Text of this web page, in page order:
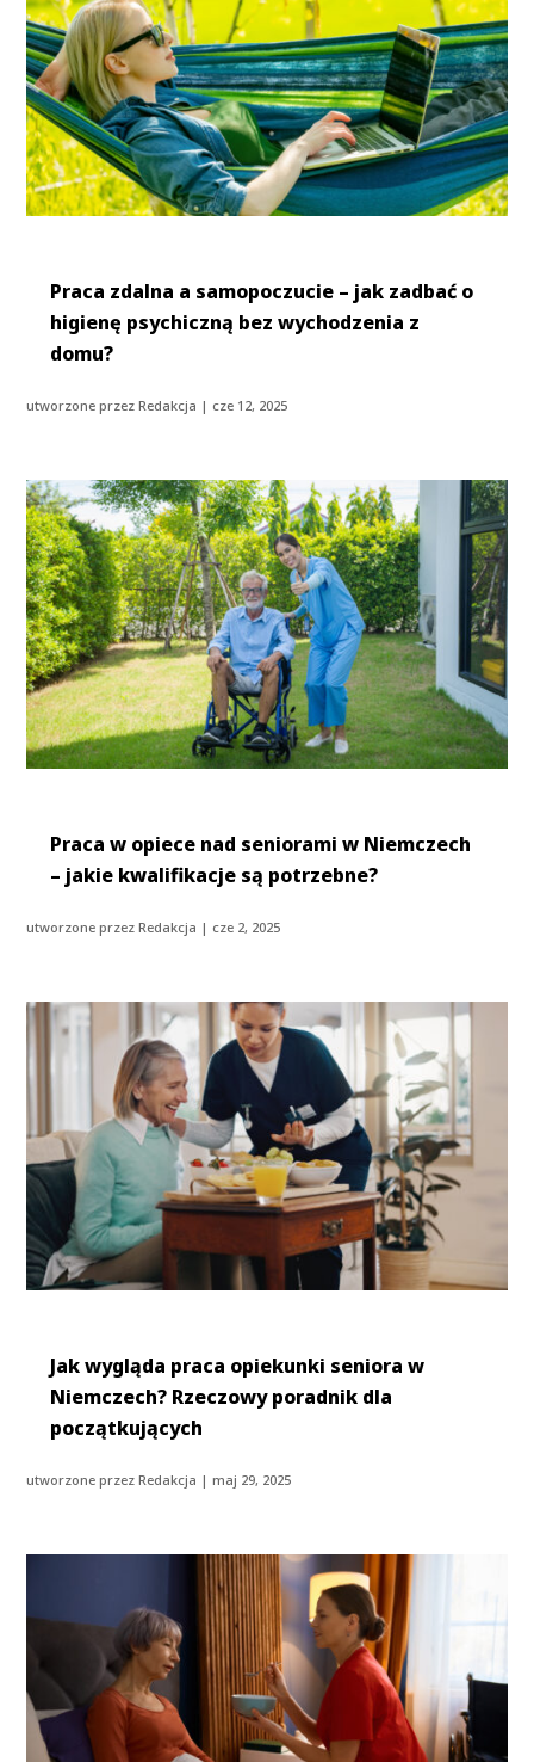
Praca zdalna a samopoczucie – jak zadbać o
higienę psychiczną bez wychodzenia z
domu?
utworzone przezRedakcja | cze 12, 2025
Praca w opiece nad seniorami w Niemczech
– jakie kwalifikacje są potrzebne?
utworzone przezRedakcja | cze 2, 2025
Jak wygląda praca opiekunki seniora w
Niemczech? Rzeczowy poradnik dla
początkujących
utworzone przezRedakcja |maj 29, 2025